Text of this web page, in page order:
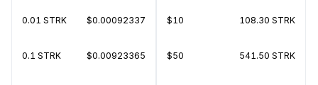
0.01 STRK $0.00092337
0.1 STRK $0.00923365
$10 108.30 STRK
$50 541.50 STRK